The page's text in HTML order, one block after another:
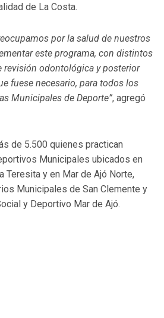
de La Costa.
por la salud de nuestros
este programa, con distintos
revisión odontológica y posterior
fuese necesario, para todos los
Municipales de Deporte”, agregó
de 5.500 quienes practican
Municipales ubicados en
Teresita y en Mar de Ajó Norte,
Municipales de San Clemente y
y Deportivo Mar de Ajó.